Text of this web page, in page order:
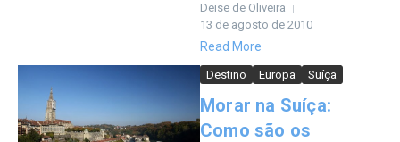
Deise de Oliveira
13 de agosto de 2010
Read More
Destino Europa Suíça
Morar na Suíça:
Como são os